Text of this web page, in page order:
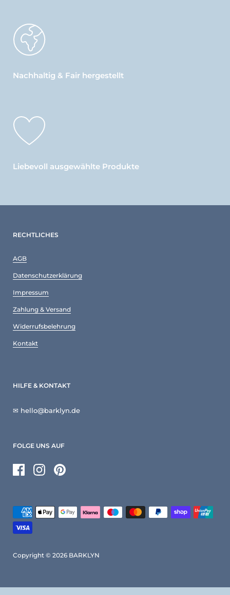
Nachhaltig & Fair hergestellt
Liebevoll ausgewählte Produkte
RECHTLICHES
AGB
Datenschutzerklärung
Impressum
Zahlung & Versand
Widerrufsbelehrung
Kontakt
HILFE & KONTAKT
✉ hello@barklyn.de
FOLGE UNS AUF
FacebookInstagramPinterest
Copyright © 2026 BARKLYN